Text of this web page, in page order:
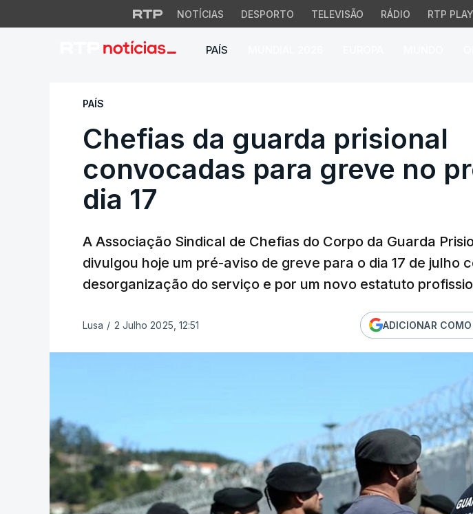
NOTÍCIAS DESPORTO TELEVISÃO RÁDIO RTP PLAY
PAÍS
Chefias da guarda prisional
PAÍS
Chefias da guarda prisional
convocadas para greve no
dia 17
A Associação Sindical de Chefias do Corpo da Guarda
divulgou hoje um pré-aviso de greve para o dia 17 de julho
desorganização do serviço e por um novo estatuto
Lusa / 2 Julho 2025, 12:51 ADICIONAR